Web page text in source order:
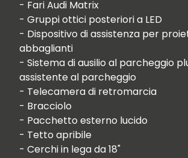
- Fari Audi Matrix
- Gruppi ottici posteriori a LED
- Dispositivo di assistenza per
abbaglianti
- Sistema di ausilio al parcheggio
assistente al parcheggio
- Telecamera di retromarcia
- Bracciolo
- Pacchetto esterno lucido
- Tetto apribile
- Cerchi in lega da 18"